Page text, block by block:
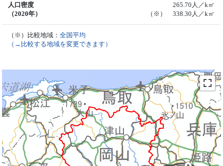
人口密度
（2020年）
265.70人／k㎡
（※） 338.30人／k㎡
（※）比較地域：全国平均
（→比較する地域を変更できます）